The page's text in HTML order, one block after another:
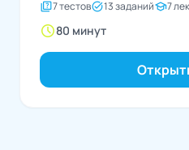
quiz7 тестовtask_alt13 заданийschool7
schedule80 минут